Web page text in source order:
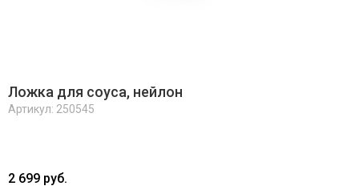
Ложка для соуса, нейлон
Артикул: 250545
2 699 руб.